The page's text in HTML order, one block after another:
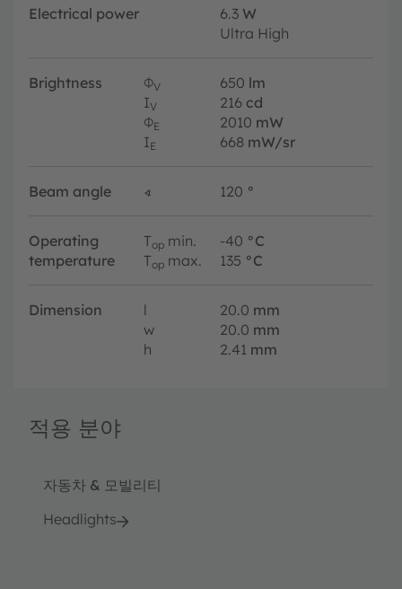
Electrical power 6.3 W
Ultra High
Brightness ΦV 650 lm
IV 216 cd
ΦE 2010 mW
IE 668 mW/sr
Beam angle ∢ 120 °
Operating
temperature
Top min. -40 °C
Top max. 135 °C
Dimension l 20.0 mm
w
20.0 mm
h
2.41 mm
적용 분야
자동차 & 모빌리티
Headlights